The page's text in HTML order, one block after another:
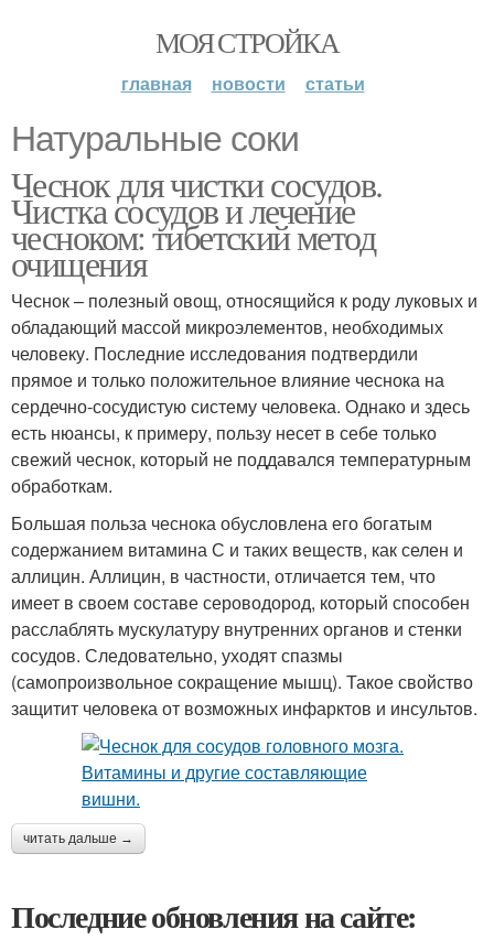
МОЯ СТРОЙКА
главная новости статьи
Натуральные соки
Чеснок для чистки сосудов.
Чистка сосудов и лечение
чесноком: тибетский метод
очищения
Чеснок – полезный овощ, относящийся к роду луковых и
обладающий массой микроэлементов, необходимых
человеку. Последние исследования подтвердили
прямое и только положительное влияние чеснока на
сердечно-сосудистую систему человека. Однако и здесь
есть нюансы, к примеру, пользу несет в себе только
свежий чеснок, который не поддавался температурным
обработкам.
Большая польза чеснока обусловлена его богатым
содержанием витамина С и таких веществ, как селен и
аллицин. Аллицин, в частности, отличается тем, что
имеет в своем составе сероводород, который способен
расслаблять мускулатуру внутренних органов и стенки
сосудов. Следовательно, уходят спазмы
(самопроизвольное сокращение мышц). Такое свойство
защитит человека от возможных инфарктов и инсультов.
читать дальше →
Последние обновления на сайте: